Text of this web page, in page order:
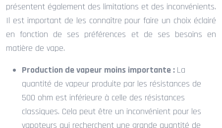
présentent également des limitations et des inconvénients.
Il est important de les connaître pour faire un choix éclairé
en fonction de ses préférences et de ses besoins en
matière de vape.
Production de vapeur moins importante : La
quantité de vapeur produite par les résistances de
500 ohm est inférieure à celle des résistances
classiques. Cela peut être un inconvénient pour les
vapoteurs qui recherchent une grande quantité de